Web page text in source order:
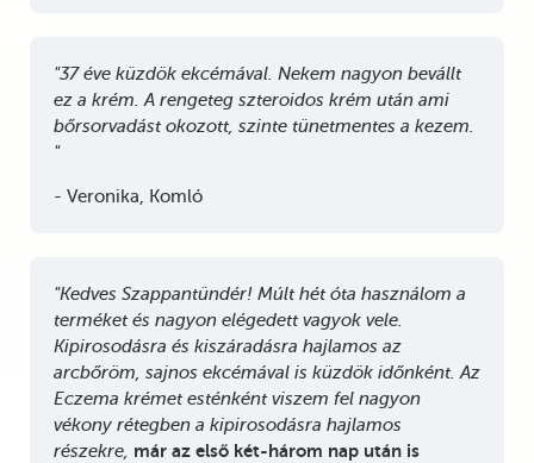
"37 éve küzdök ekcémával. Nekem nagyon bevállt
ez a krém. A rengeteg szteroidos krém után ami
bőrsorvadást okozott, szinte tünetmentes a kezem.
"
- Veronika, Komló
"Kedves Szappantündér! Múlt hét óta használom a
terméket és nagyon elégedett vagyok vele.
Kipirosodásra és kiszáradásra hajlamos az
arcbőröm, sajnos ekcémával is küzdök időnként. Az
Eczema krémet esténként viszem fel nagyon
vékony rétegben a kipirosodásra hajlamos
részekre, már az első két-három nap után is